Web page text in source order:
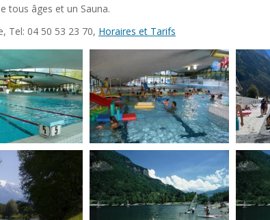
tous âges et un Sauna.
Tel: 04 50 53 23 70, Horaires et Tarifs